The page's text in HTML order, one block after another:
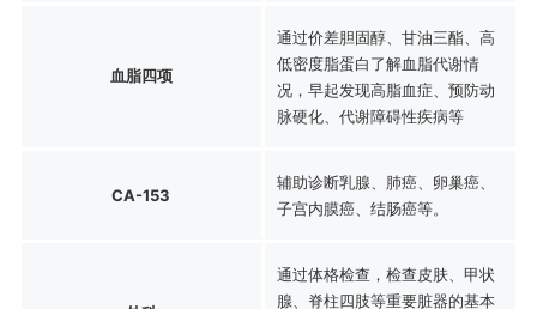
血脂四项
通过价差胆固醇、甘油三酯、高
低密度脂蛋白了解血脂代谢情
况，早起发现高脂血症、预防动
脉硬化、代谢障碍性疾病等
CA-153
辅助诊断乳腺、肺癌、卵巢癌、
子宫内膜癌、结肠癌等。
通过体格检查，检查皮肤、甲状
腺、脊柱四肢等重要脏器的基本